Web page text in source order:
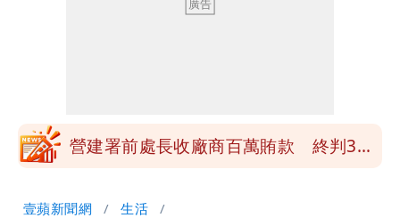
慈濟買BNT遭詐10億元 蔡英文：政府
團有機會詐騙慈濟的就是民進黨
營建署前處長收廠商百萬賄款 終判3年
壹蘋新聞網 生活